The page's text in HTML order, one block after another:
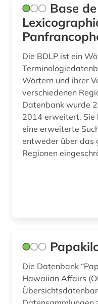
kunst (3)
kunsthandel (1)
künste (1)
lateinamerika (5)
lied (1)
liedtext (1)
Base
Die BDLP ist ein
Wörtern und ihrer
verschiedenen
Datenbank wurde
2014 erweitert. Sie
eine erweiterte
entweder über das
Regionen
Die Datenbank
Hawaiian Affairs
Übersichtsdatenbank